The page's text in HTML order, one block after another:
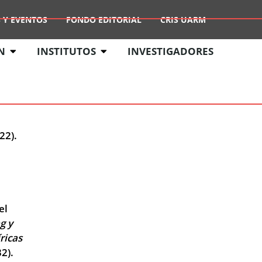
EVENTOS FONDO EDITORIAL CRIS UARM
INSTITUTOS INVESTIGADORES
y